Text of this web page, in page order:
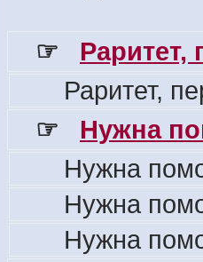
☞
Раритет,
Раритет,
☞
Нужна
Нужна
Нужна
Нужна